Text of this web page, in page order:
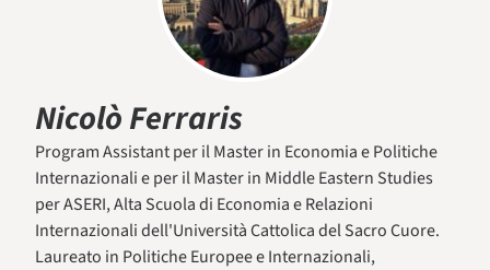
Nicolò Ferraris
Program Assistant per il Master in Economia e Politiche
Internazionali e per il Master in Middle Eastern Studies
per ASERI, Alta Scuola di Economia e Relazioni
Internazionali dell'Università Cattolica del Sacro Cuore.
Laureato in Politiche Europee e Internazionali,